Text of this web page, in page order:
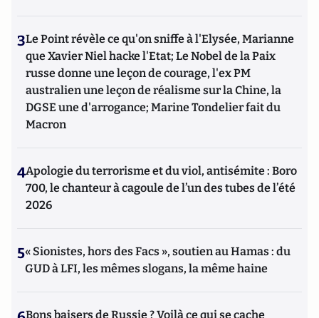
3Le Point révèle ce qu'on sniffe à l'Elysée, Marianne
que Xavier Niel hacke l'Etat; Le Nobel de la Paix
russe donne une leçon de courage, l'ex PM
australien une leçon de réalisme sur la Chine, la
DGSE une d'arrogance; Marine Tondelier fait du
Macron
4Apologie du terrorisme et du viol, antisémite : Boro
700, le chanteur à cagoule de l’un des tubes de l’été
2026
5« Sionistes, hors des Facs », soutien au Hamas : du
GUD à LFI, les mêmes slogans, la même haine
Bons baisers de Russie ? Voilà ce qui se cache